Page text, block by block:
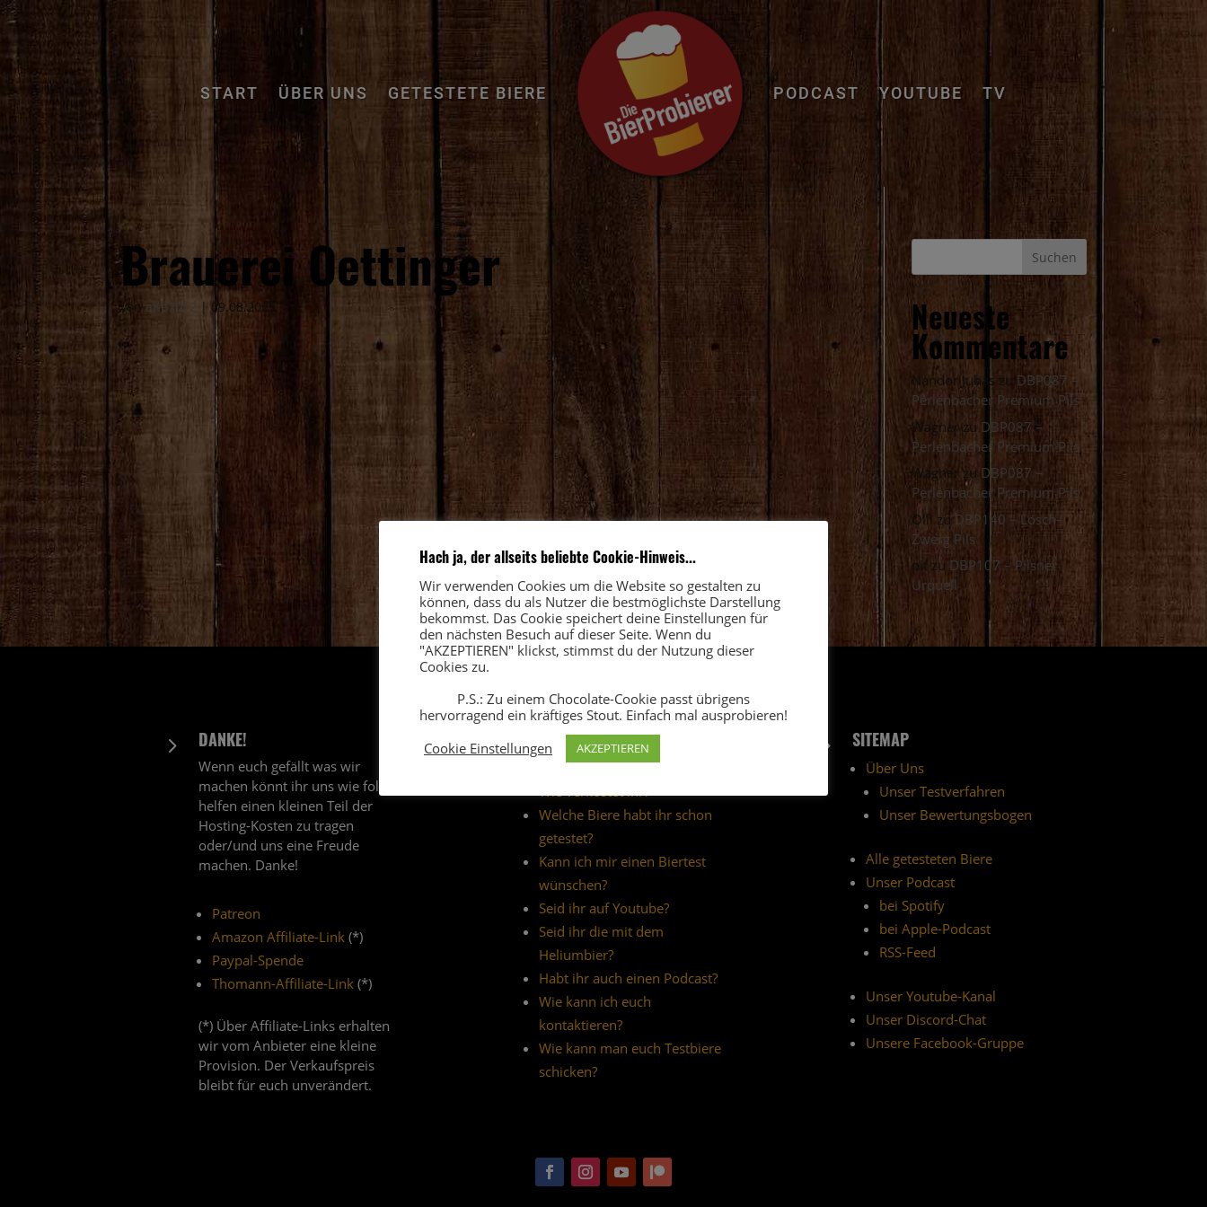
START ÜBER UNS GETESTETE BIERE PODCAST YOUTUBE TV
Brauerei Oettinger
von alte7012 | 09.08.2025 Neueste
Kommentare
Nandor Juhas zu DBP087 –
Perlenbacher Premium Pils
Wagner zu DBP087 –
Perlenbacher Premium Pils
Wagnerzu DBP087 –
Perlenbacher Premium Pils
Olli zu DBP140 – Lösch-
Zwerg Pils
pit zu DBP107 – Pilsner
Urquell
5 DANKE!
Wenn euch gefällt was wir
machen könnt ihr uns wie folgt
helfen einen kleinen Teil der
Hosting-Kosten zu tragen
oder/und uns eine Freude
machen. Danke!
Patreon
Amazon Affiliate-Link (*)
Paypal-Spende
Thomann-Affiliate-Link (*)
(*) Über Affiliate-Links erhalten
wir vom Anbieter eine kleine
Provision. Der Verkaufspreis
bleibt für euch unverändert.
5
Wer seid ihr?
Wie verkostet ihr?
Welche Biere habt ihr schon
getestet?
Kann ich mir einen Biertest
wünschen?
Seid ihr auf Youtube?
Seid ihr die mit dem
Heliumbier?
Habt ihr auch einen Podcast?
Wie kann ich euch
kontaktieren?
Wie kann man euch Testbiere
schicken?
5 SITEMAP
Über Uns
Unser Testverfahren
Unser Bewertungsbogen
Alle getesteten Biere
Unser Podcast
bei Spotify
bei Apple-Podcast
RSS-Feed
Unser Youtube-Kanal
Unser Discord-Chat
Unsere Facebook-Gruppe
Hach ja, der allseits beliebte Cookie-Hinweis...
Wir verwenden Cookies um die Website so gestalten zu
können, dass du als Nutzer die bestmöglichste Darstellung
bekommst. Das Cookie speichert deine Einstellungen für
den nächsten Besuch auf dieser Seite. Wenn du
"AKZEPTIEREN" klickst, stimmst du der Nutzung dieser
Cookies zu.
P.S.: Zu einem Chocolate-Cookie passt übrigens
hervorragend ein kräftiges Stout. Einfach mal ausprobieren!
Cookie Einstellungen
AKZEPTIEREN